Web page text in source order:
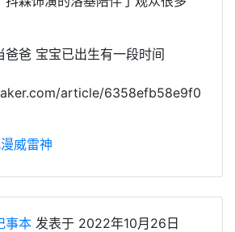
article/6358efb58e9f0
漫威雷神
事本 发表于 2022年10月26日